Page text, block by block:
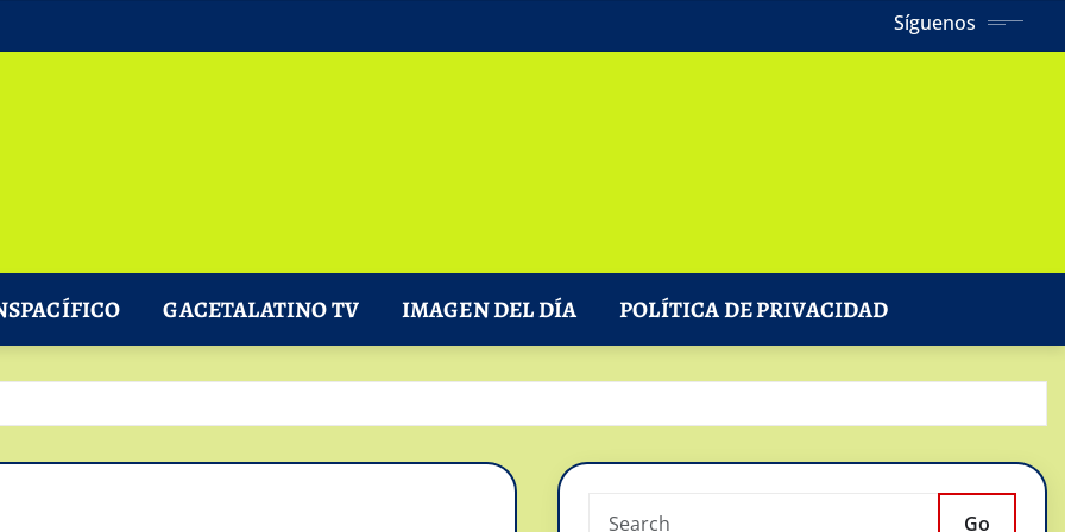
Síguenos
GACETALATINO TV IMAGEN DEL DÍA POLÍTICA DE PRIVACIDAD
Go